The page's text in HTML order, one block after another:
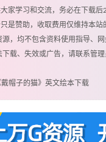
家学习和交流，务必在下载后
是赞助，收取费用仅维持本站
，均不包含资料使用指导、
载、失效或广告，请联系管理
戴帽子的猫》英文绘本下载